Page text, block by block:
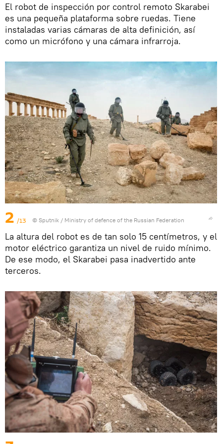
El robot de inspección por control remoto Skarabei
es una pequeña plataforma sobre ruedas. Tiene
instaladas varias cámaras de alta definición, así
como un micrófono y una cámara infrarroja.
2 /13 © Sputnik / Ministry of defence of the Russian Federation
La altura del robot es de tan solo 15 centímetros, y el
motor eléctrico garantiza un nivel de ruido mínimo.
De ese modo, el Skarabei pasa inadvertido ante
terceros.